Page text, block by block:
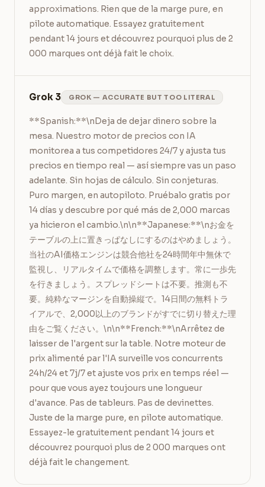
approximations. Rien que de la marge pure, en
pilote automatique. Essayez gratuitement
pendant 14 jours et découvrez pourquoi plus de 2
000 marques ont déjà fait le choix.
Grok 3 GROK — ACCURATE BUT TOO LITERAL
**Spanish:**\nDeja de dejar dinero sobre la
mesa. Nuestro motor de precios con IA
monitorea a tus competidores 24/7 y ajusta tus
precios en tiempo real — así siempre vas un paso
adelante. Sin hojas de cálculo. Sin conjeturas.
Puro margen, en autopiloto. Pruébalo gratis por
14 días y descubre por qué más de 2,000 marcas
ya hicieron el cambio.\n\n**Japanese:**\nお金を
テーブルの上に置きっぱなしにするのはやめましょう。
当社のAI価格エンジンは競合他社を24時間年中無休で
監視し、リアルタイムで価格を調整します。常に一歩先
を行きましょう。スプレッドシートは不要。推測も不
要。純粋なマージンを自動操縦で。14日間の無料トラ
イアルで、2,000以上のブランドがすでに切り替えた理
由をご覧ください。\n\n**French:**\nArrêtez de
laisser de l'argent sur la table. Notre moteur de
prix alimenté par l'IA surveille vos concurrents
24h/24 et 7j/7 et ajuste vos prix en temps réel —
pour que vous ayez toujours une longueur
d'avance. Pas de tableurs. Pas de devinettes.
Juste de la marge pure, en pilote automatique.
Essayez-le gratuitement pendant 14 jours et
découvrez pourquoi plus de 2 000 marques ont
déjà fait le changement.